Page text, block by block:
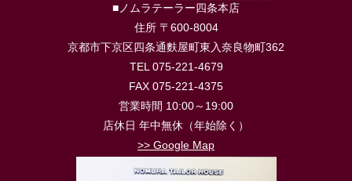
■ノムラテーラー四条本店
住所 〒600-8004
京都市下京区四条通麩屋町東入奈良物町362
TEL 075-221-4679
FAX 075-221-4375
営業時間 10:00～19:00
店休日 年中無休（年始除く）
>> Google Map